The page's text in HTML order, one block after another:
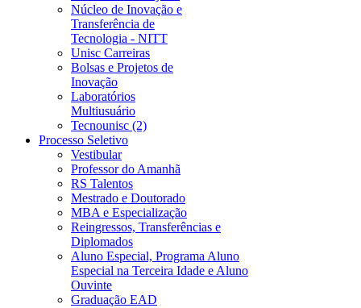
Núcleo de Inovação e
Transferência de
Tecnologia - NITT
Unisc Carreiras
Bolsas e Projetos de
Inovação
Laboratórios
Multiusuário
Tecnounisc (2)
Processo Seletivo
Vestibular
Professor do Amanhã
RS Talentos
Mestrado e Doutorado
MBA e Especialização
Reingressos, Transferências e
Diplomados
Aluno Especial, Programa Aluno
Especial na Terceira Idade e Aluno
Ouvinte
Graduação EAD